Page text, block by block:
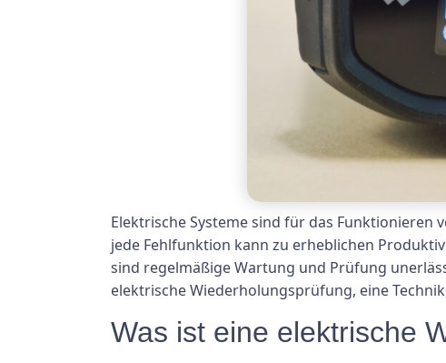
Elektrische Systeme sind für das Funktionieren
jede Fehlfunktion kann zu erheblichen
sind regelmäßige Wartung und Prüfung
elektrische Wiederholungsprüfung, eine
Was ist eine elektrische